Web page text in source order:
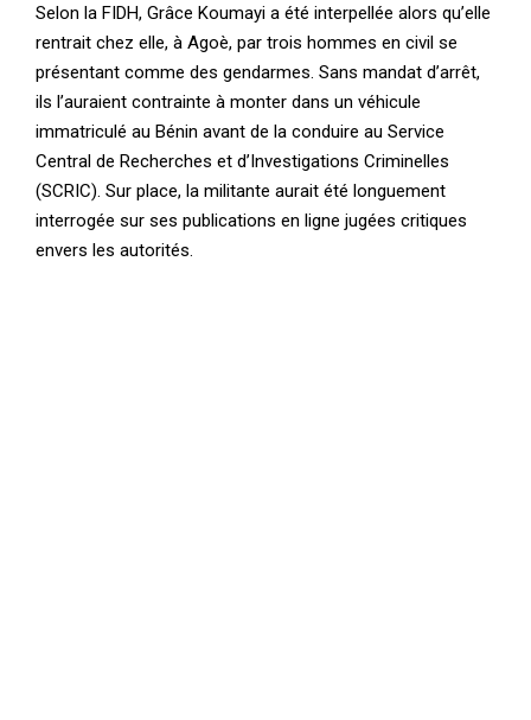
Selon la FIDH, Grâce Koumayi a été interpellée alors qu’elle
rentrait chez elle, à Agoè, par trois hommes en civil se
présentant comme des gendarmes. Sans mandat d’arrêt,
ils l’auraient contrainte à monter dans un véhicule
immatriculé au Bénin avant de la conduire au Service
Central de Recherches et d’Investigations Criminelles
(SCRIC). Sur place, la militante aurait été longuement
interrogée sur ses publications en ligne jugées critiques
envers les autorités.